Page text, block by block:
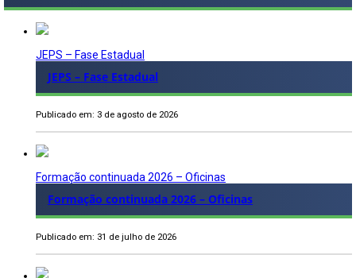
JEPS – Fase Estadual
JEPS – Fase Estadual
Publicado em: 3 de agosto de 2026
Formação continuada 2026 – Oficinas
Formação continuada 2026 – Oficinas
Publicado em: 31 de julho de 2026